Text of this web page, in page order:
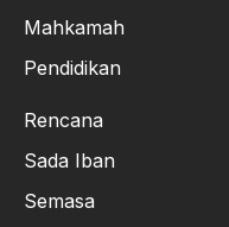
Mahkamah
Pendidikan
Rencana
Sada Iban
Semasa